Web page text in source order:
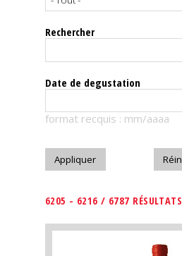
Le
magazine
Télécharger
Rechercher
Date de degustation
format recquis : mm/aaaa
6205 - 6216 / 6787 RÉSULTATS